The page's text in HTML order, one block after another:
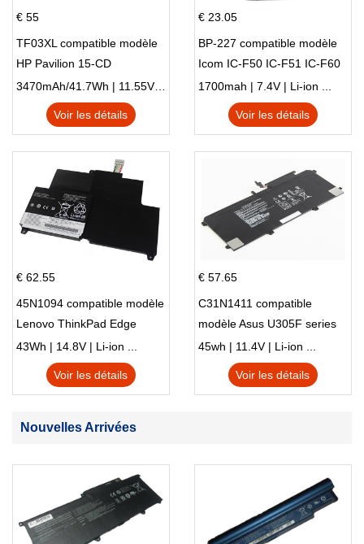
€ 55
TF03XL compatible modèle
HP Pavilion 15-CD
3470mAh/41.7Wh | 11.55V | Li-ion ...
Voir les détails
€ 23.05
BP-227 compatible modèle
Icom IC-F50 IC-F51 IC-F60
IC-F61 IC-M87
1700mah | 7.4V | Li-ion ...
Voir les détails
€ 62.55
45N1094 compatible modèle
Lenovo ThinkPad Edge
S230u Twist
43Wh | 14.8V | Li-ion ...
Voir les détails
€ 57.65
C31N1411 compatible
modèle Asus U305F series
45wh | 11.4V | Li-ion ...
Voir les détails
Nouvelles Arrivées